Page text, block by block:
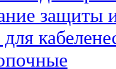
защиты